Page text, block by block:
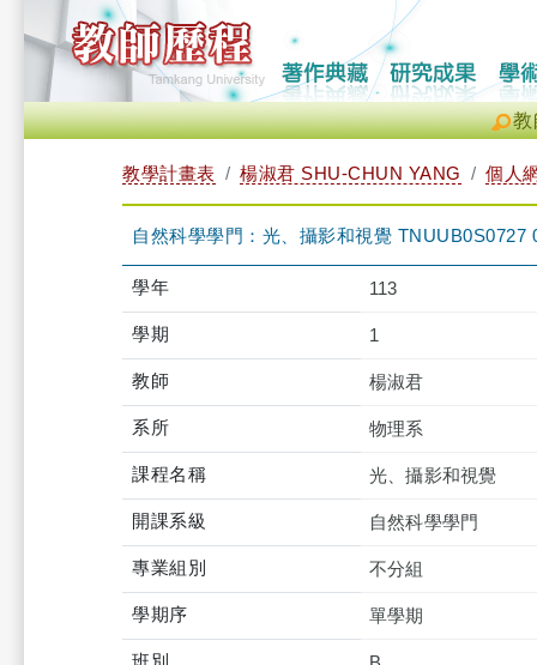
教
教學計畫表 楊淑君 SHU-CHUN YANG 個人
自然科學學門：光、攝影和視覺 TNUUB0S0727
學年 113
學期 1
教師 楊淑君
系所 物理系
課程名稱 光、攝影和視覺
開課系級 自然科學學門
專業組別 不分組
學期序 單學期
班別